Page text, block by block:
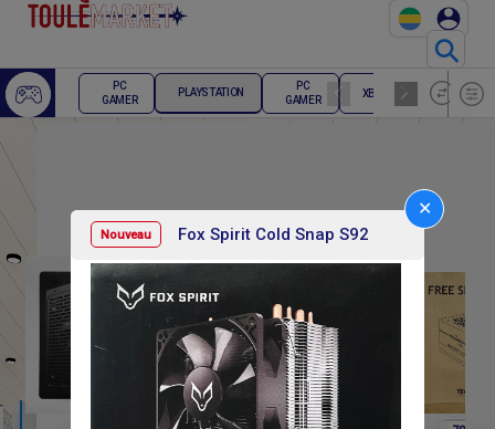
⚲
Nouveau Fox Spirit Cold Snap S92
✕
PC
GAMER
PLAYSTATION
PC
GAMER
XBOX
ECRAN
PC
GAMER
F